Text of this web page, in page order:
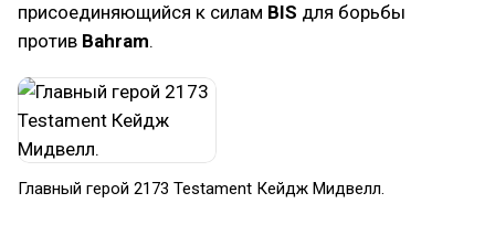
присоединяющийся к силам BIS для борьбы
против Bahram.
Главный герой 2173 Testament Кейдж Мидвелл.